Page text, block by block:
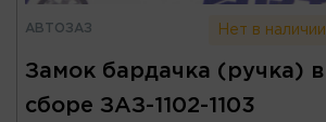
АВТОЗАЗ Нет в наличии
Замок бардачка (ручка) в
сборе ЗАЗ-1102-1103